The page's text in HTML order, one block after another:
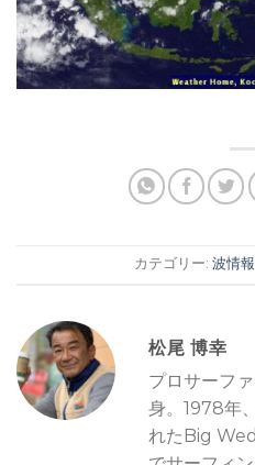
カテゴリー: 波情報
松尾 博幸
プロサーフ
身。1978年
れたBig